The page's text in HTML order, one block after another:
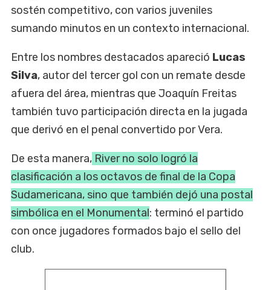
sostén competitivo, con varios juveniles
sumando minutos en un contexto internacional.
Entre los nombres destacados apareció Lucas
Silva, autor del tercer gol con un remate desde
afuera del área, mientras que Joaquín Freitas
también tuvo participación directa en la jugada
que derivó en el penal convertido por Vera.
De esta manera, River no solo logró la
clasificación a los octavos de final de la Copa
Sudamericana, sino que también dejó una postal
simbólica en el Monumental: terminó el partido
con once jugadores formados bajo el sello del
club.